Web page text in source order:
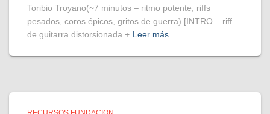
Toribio Troyano(~7 minutos – ritmo potente, riffs
pesados, coros épicos, gritos de guerra) [INTRO – riff
de guitarra distorsionada + Leer más